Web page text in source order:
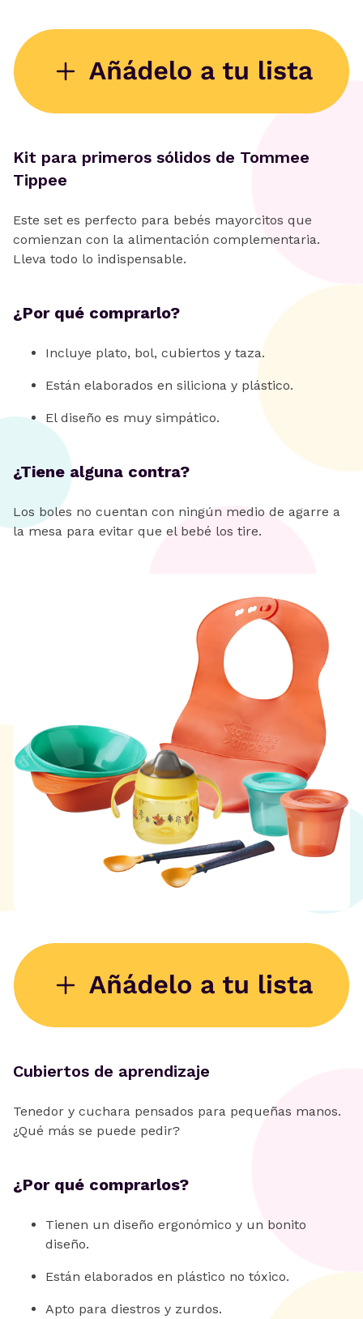
Kit para primeros sólidos de Tommee
Tippee
Este set es perfecto para bebés mayorcitos que
comienzan con la alimentación complementaria.
Lleva todo lo indispensable.
¿Por qué comprarlo?
Incluye plato, bol, cubiertos y taza.
Están elaborados en siliciona y plástico.
El diseño es muy simpático.
¿Tiene alguna contra?
Los boles no cuentan con ningún medio de agarre a
la mesa para evitar que el bebé los tire.
Cubiertos de aprendizaje
Tenedor y cuchara pensados para pequeñas manos.
¿Qué más se puede pedir?
¿Por qué comprarlos?
Tienen un diseño ergonómico y un bonito
diseño.
Están elaborados en plástico no tóxico.
Apto para diestros y zurdos.